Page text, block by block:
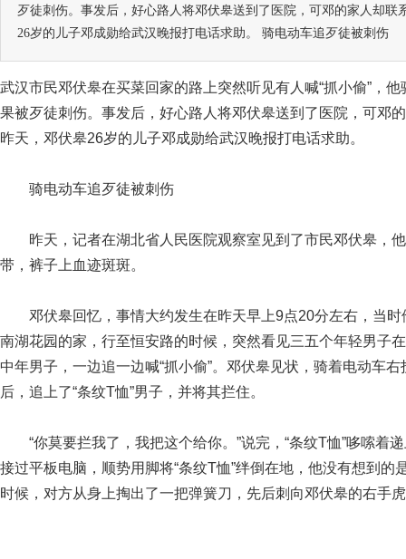
歹徒刺伤。事发后，好心路人将邓伏皋送到了医院，可邓的家人却联
26岁的儿子邓成勋给武汉晚报打电话求助。 骑电动车追歹徒被刺伤
武汉市民邓伏皋在买菜回家的路上突然听见有人喊“抓小偷”，
果被歹徒刺伤。事发后，好心路人将邓伏皋送到了医院，可邓
昨天，邓伏皋26岁的儿子邓成勋给武汉晚报打电话求助。
骑电动车追歹徒被刺伤
昨天，记者在湖北省人民医院观察室见到了市民邓伏皋，他
带，裤子上血迹斑斑。
邓伏皋回忆，事情大约发生在昨天早上9点20分左右，当时
南湖花园的家，行至恒安路的时候，突然看见三五个年轻男子
中年男子，一边追一边喊“抓小偷”。邓伏皋见状，骑着电动车
后，追上了“条纹T恤”男子，并将其拦住。
“你莫要拦我了，我把这个给你。”说完，“条纹T恤”哆嗦着
接过平板电脑，顺势用脚将“条纹T恤”绊倒在地，他没有想到的
时候，对方从身上掏出了一把弹簧刀，先后刺向邓伏皋的右手